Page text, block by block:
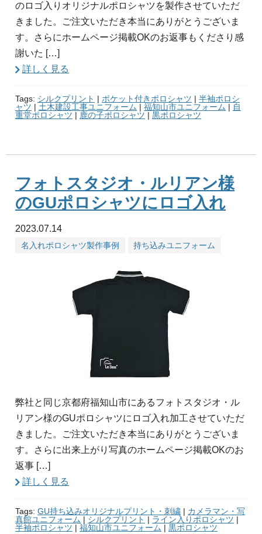
のロゴ入りオリジナルポロシャツを製作させていただ
きました。ご注文いただき本当にありがとうございま
す。さらにホームページ掲載OKのお返事もくださり感
謝いた […]
詳しく見る
Tags: シルクプリント | ポケット付きポロシャツ | 半袖ポロシ
ャツ | 土木建設工事ユニフォーム | 福知山市ユニフォーム | 自
重堂ポロシャツ | 鹿の子ポロシャツ | 黒ポロシャツ
フォトスタジオ・ルリアン様
のGUポロシャツにロゴ入れ
2023.07.14
名入れポロシャツ製作事例 持ち込みユニフォーム
弊社と同じ京都府福知山市にあるフォトスタジオ・ル
リアン様のGUポロシャツにロゴ入れ加工させていただ
きました。ご注文いただき本当にありがとうございま
す。さらに出来上がり写真のホームページ掲載OKのお
返事 […]
詳しく見る
Tags: GU持ち込みオリジナルプリント・刺繍 | カメラマン・写
真館ユニフォーム | シルクプリント | ライン入りポロシャツ |
半袖ポロシャツ | 福知山市ユニフォーム | 黒ポロシャツ